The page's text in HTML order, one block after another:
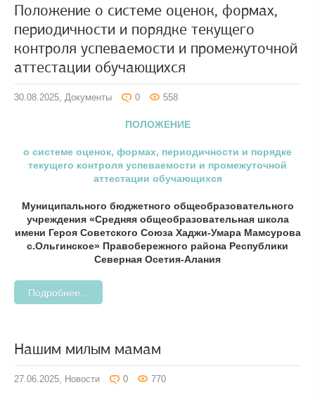
Положение о системе оценок, формах,
периодичности и порядке текущего
контроля успеваемости и промежуточной
аттестации обучающихся
30.08.2025, Документы 0 558
ПОЛОЖЕНИЕ
о системе оценок, формах, периодичности и порядке
текущего контроля успеваемости и промежуточной
аттестации обучающихся
Муниципального бюджетного общеобразовательного
учреждения «Средняя общеобразовательная школа
имени Героя Советского Союза Хаджи-Умара Мамсурова
с.Ольгинское» Правобережного района Республики
Северная Осетия-Алания
Подробнее...
Нашим милым мамам
27.06.2025, Новости 0 770